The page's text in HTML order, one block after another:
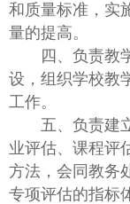
和质量标准，实
量的提高。
四、负责教学
设，组织学校教
工作。
五、负责建立
业评估、课程评
方法，会同教务
专项评估的指标